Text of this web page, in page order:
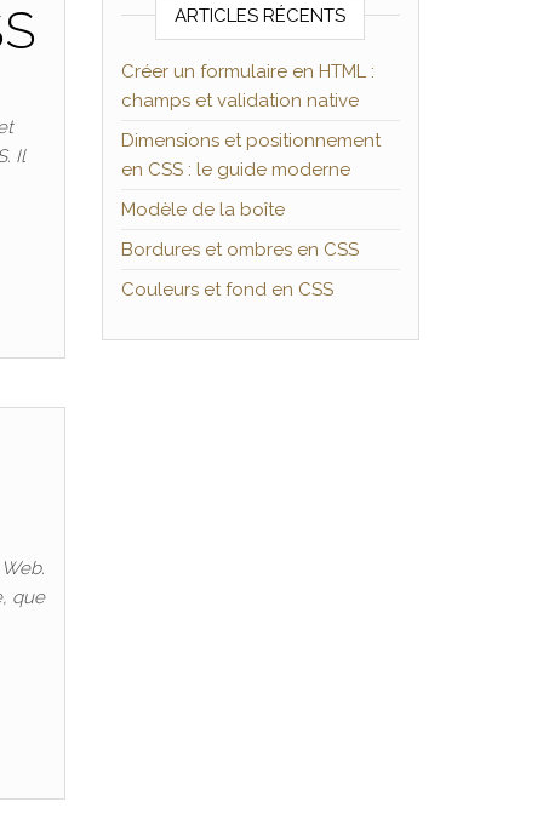
Il
que
ARTICLES RÉCENTS
Créer un formulaire en HTML :
champs et validation native
Dimensions et positionnement
en CSS : le guide moderne
Modèle de la boîte
Bordures et ombres en CSS
Couleurs et fond en CSS